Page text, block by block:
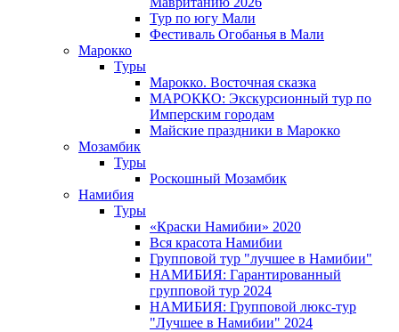
Тур по югу Мали
Фестиваль Огобанья в Мали
Марокко
Туры
Марокко. Восточная сказка
МАРОККО: Экскурсионный тур по
Имперским городам
Майские праздники в Марокко
Мозамбик
Туры
Роскошный Мозамбик
Намибия
Туры
«Краски Намибии» 2020
Вся красота Намибии
Групповой тур "лучшее в Намибии"
НАМИБИЯ: Гарантированный
групповой тур 2024
НАМИБИЯ: Групповой люкс-тур
"Лучшее в Намибии" 2024